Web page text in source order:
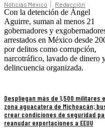
Noticias México Redacción
Con la detención de Ángel
Aguirre, suman al menos 21
gobernadores y
arrestados en México desde
por delitos como corrupción,
narcotráfico, lavado de dinero
delincuencia organizada.
Despliegan más de 1,500 militares
zona aguacatera de Michoacán;
crear condiciones de seguridad
reanudar exportaciones a EEUU